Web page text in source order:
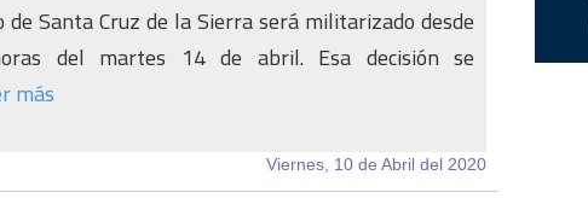
de Santa Cruz de la Sierra será militarizado desde
del martes 14 de abril. Esa decisión se
más
Viernes, 10 de Abril del 2020